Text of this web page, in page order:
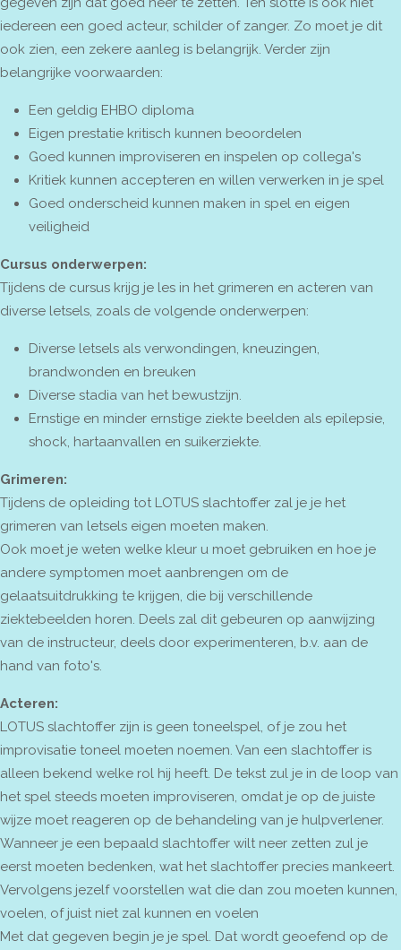
iedereen een goed acteur, schilder of zanger. Zo moet je dit
ook zien, een zekere aanleg is belangrijk. Verder zijn
belangrijke voorwaarden:
Een geldig EHBO diploma
Eigen prestatie kritisch kunnen beoordelen
Goed kunnen improviseren en inspelen op collega's
Kritiek kunnen accepteren en willen verwerken in je spel
Goed onderscheid kunnen maken in spel en eigen
veiligheid
Cursus onderwerpen:
Tijdens de cursus krijg je les in het grimeren en acteren van
diverse letsels, zoals de volgende onderwerpen:
Diverse letsels als verwondingen, kneuzingen,
brandwonden en breuken
Diverse stadia van het bewustzijn.
Ernstige en minder ernstige ziekte beelden als epilepsie,
shock, hartaanvallen en suikerziekte.
Grimeren:
Tijdens de opleiding tot LOTUS slachtoffer zal je je het
grimeren van letsels eigen moeten maken.
Ook moet je weten welke kleur u moet gebruiken en hoe je
andere symptomen moet aanbrengen om de
gelaatsuitdrukking te krijgen, die bij verschillende
ziektebeelden horen. Deels zal dit gebeuren op aanwijzing
van de instructeur, deels door experimenteren, b.v. aan de
hand van foto's.
Acteren:
LOTUS slachtoffer zijn is geen toneelspel, of je zou het
improvisatie toneel moeten noemen. Van een slachtoffer is
alleen bekend welke rol hij heeft. De tekst zul je in de loop van
het spel steeds moeten improviseren, omdat je op de juiste
wijze moet reageren op de behandeling van je hulpverlener.
Wanneer je een bepaald slachtoffer wilt neer zetten zul je
eerst moeten bedenken, wat het slachtoffer precies mankeert.
Vervolgens jezelf voorstellen wat die dan zou moeten kunnen,
voelen, of juist niet zal kunnen en voelen
Met dat gegeven begin je je spel. Dat wordt geoefend op de